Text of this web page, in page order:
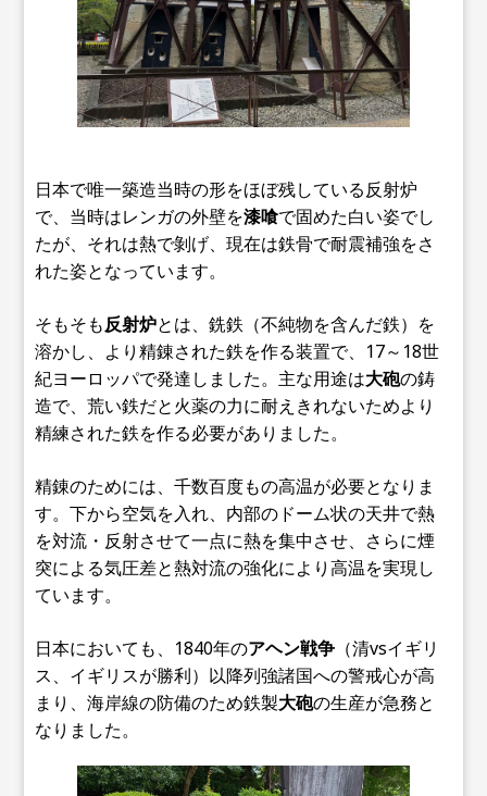
日本で唯一築造当時の形をほぼ残している反射炉
で、当時はレンガの外壁を漆喰で固めた白い姿でし
たが、それは熱で剝げ、現在は鉄骨で耐震補強をさ
れた姿となっています。
そもそも反射炉とは、銑鉄（不純物を含んだ鉄）を
溶かし、より精錬された鉄を作る装置で、17～18世
紀ヨーロッパで発達しました。主な用途は大砲の鋳
造で、荒い鉄だと火薬の力に耐えきれないためより
精練された鉄を作る必要がありました。
精錬のためには、千数百度もの高温が必要となりま
す。下から空気を入れ、内部のドーム状の天井で熱
を対流・反射させて一点に熱を集中させ、さらに煙
突による気圧差と熱対流の強化により高温を実現し
ています。
日本においても、1840年のアヘン戦争 （清vsイギリ
ス、イギリスが勝利）以降列強諸国への警戒心が高
まり、海岸線の防備のため鉄製大砲の生産が急務と
なりました。